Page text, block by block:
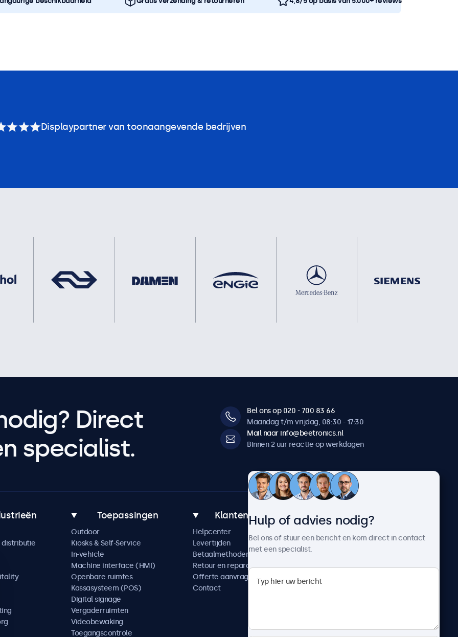
Displaypartner van toonaangevende bedrijven
Direct
specialist.
Bel ons op 020 - 700 83 66
Maandag t/m vrijdag, 08:30 - 17:30
Mail naar info@beetronics.nl
Binnen 2 uur reactie op werkdagen
distributie
Toepassingen
Outdoor
Kiosks & Self-Service
In-vehicle
Machine interface (HMI)
Openbare ruimtes
Kassasysteem (POS)
Digital signage
Vergaderruimten
Videobewaking
Toegangscontrole
Klantenservice
Helpcenter
Levertijden
Betaalmethoden
Retour en reparatie
Offerte aanvragen
Contact
Over Beetronics
Nieuws en updates
Werken bij Beetronics
Algemene voorwaarden
Hulp of advies nodig?
Bel ons of stuur een bericht en kom direct in contact
met een specialist.